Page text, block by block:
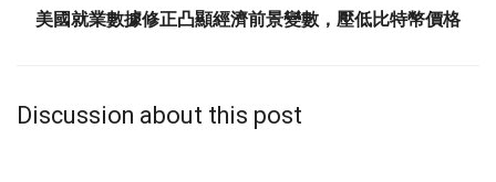
美國就業數據修正凸顯經濟前景變數，壓低比特幣價格
Discussion about this post